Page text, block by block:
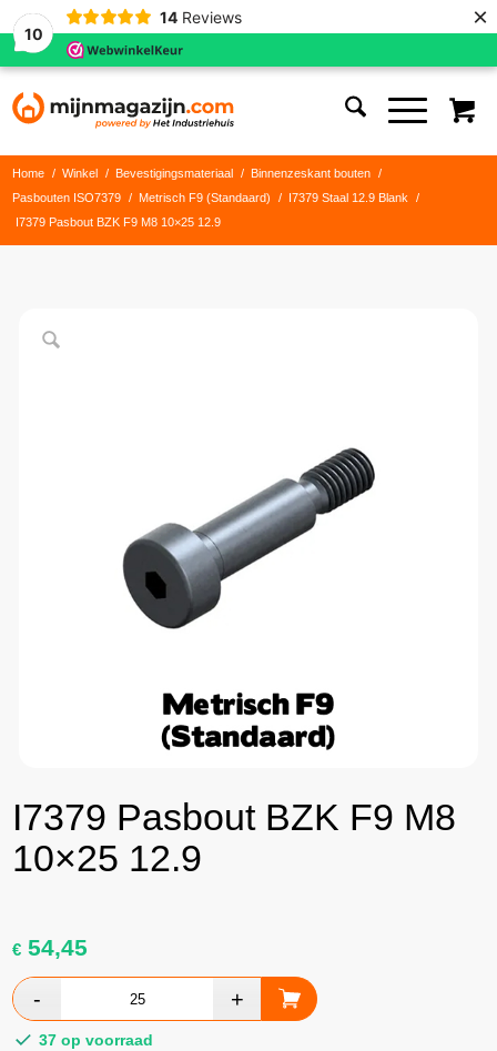
10
14 Reviews ×
Home / Winkel / Bevestigingsmateriaal / Binnenzeskant bouten
/
Pasbouten ISO7379
/ Metrisch F9 (Standaard) / I7379 Staal 12.9 Blank
/
I7379 Pasbout BZK F9 M8 10×25 12.9
I7379 Pasbout BZK F9 M8
10×25 12.9
€ 54,45
37 op voorraad